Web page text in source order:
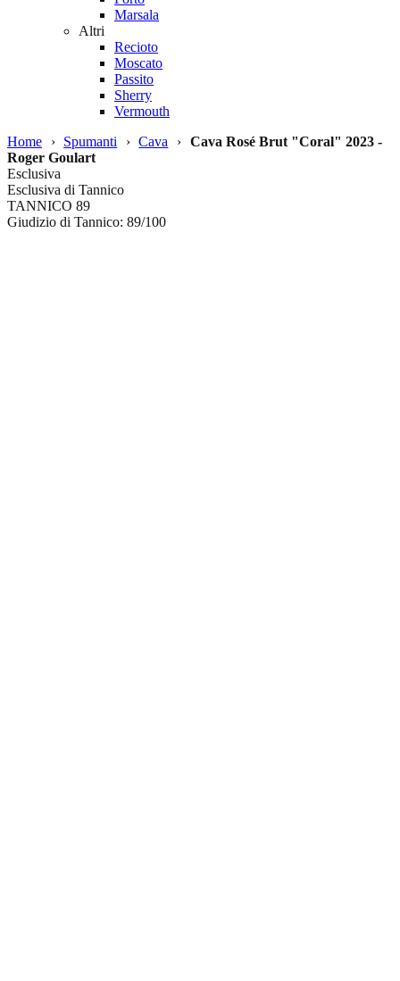
Marsala
Altri
Recioto
Moscato
Passito
Sherry
Vermouth
Home
› Spumanti › Cava › Cava Rosé Brut "Coral" 2023 -
Roger Goulart
Esclusiva
Esclusiva di Tannico
TANNICO 89
Giudizio di Tannico: 89/100